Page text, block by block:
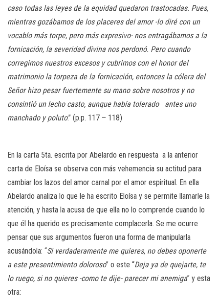
caso todas las leyes de la equidad quedaron trastocadas. Pues,
mientras gozábamos de los placeres del amor -lo diré con un
vocablo más torpe, pero más expresivo- nos entragábamos a la
fornicación, la severidad divina nos perdonó. Pero cuando
corregimos nuestros excesos y cubrimos con el honor del
matrimonio la torpeza de la fornicación, entonces la cólera del
Señor hizo pesar fuertemente su mano sobre nosotros y no
consintió un lecho casto, aunque había tolerado antes uno
manchado y poluto.” (p.p. 117 – 118)
En la carta 5ta. escrita por Abelardo en respuesta a la anterior
carta de Eloísa se observa con más vehemencia su actitud para
cambiar los lazos del amor carnal por el amor espiritual. En ella
Abelardo analiza lo que le ha escrito Eloísa y se permite llamarle la
atención, y hasta la acusa de que ella no lo comprende cuando lo
que él ha querido es precisamente complacerla. Se me ocurre
pensar que sus argumentos fueron una forma de manipularla
acusándola: “Si verdaderamente me quieres, no debes oponerte
a este presentimiento doloroso” o este “Deja ya de quejarte, te
lo ruego, si no quieres -como te dije- parecer mi anemiga” y esta
otra: